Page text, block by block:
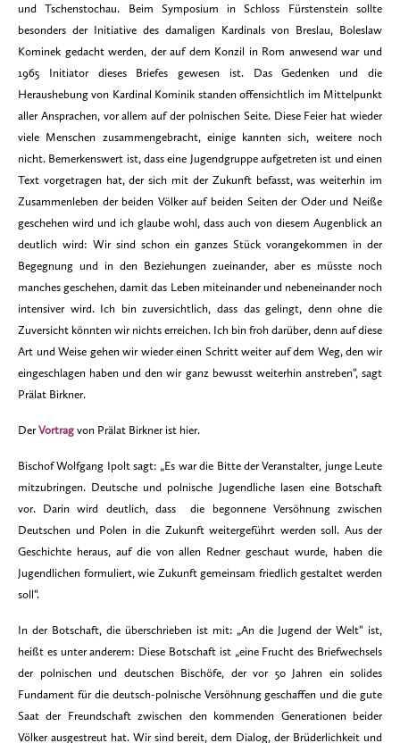
und Tschenstochau. Beim Symposium in Schloss Fürstenstein sollte
besonders der Initiative des damaligen Kardinals von Breslau, Boleslaw
Kominek gedacht werden, der auf dem Konzil in Rom anwesend war und
1965 Initiator dieses Briefes gewesen ist. Das Gedenken und die
Heraushebung von Kardinal Kominik standen offensichtlich im Mittelpunkt
aller Ansprachen, vor allem auf der polnischen Seite. Diese Feier hat wieder
viele Menschen zusammengebracht, einige kannten sich, weitere noch
nicht. Bemerkenswert ist, dass eine Jugendgruppe aufgetreten ist und einen
Text vorgetragen hat, der sich mit der Zukunft befasst, was weiterhin im
Zusammenleben der beiden Völker auf beiden Seiten der Oder und Neiße
geschehen wird und ich glaube wohl, dass auch von diesem Augenblick an
deutlich wird: Wir sind schon ein ganzes Stück vorangekommen in der
Begegnung und in den Beziehungen zueinander, aber es müsste noch
manches geschehen, damit das Leben miteinander und nebeneinander noch
intensiver wird. Ich bin zuversichtlich, dass das gelingt, denn ohne die
Zuversicht könnten wir nichts erreichen. Ich bin froh darüber, denn auf diese
Art und Weise gehen wir wieder einen Schritt weiter auf dem Weg, den wir
eingeschlagen haben und den wir ganz bewusst weiterhin anstreben“, sagt
Prälat Birkner.
DerVortragvon Prälat Birkner ist hier.
Bischof Wolfgang Ipolt sagt: „Es war die Bitte der Veranstalter, junge Leute
mitzubringen. Deutsche und polnische Jugendliche lasen eine Botschaft
vor. Darin wird deutlich, dass die begonnene Versöhnung zwischen
Deutschen und Polen in die Zukunft weitergeführt werden soll. Aus der
Geschichte heraus, auf die von allen Redner geschaut wurde, haben die
Jugendlichen formuliert, wie Zukunft gemeinsam friedlich gestaltet werden
soll“.
In der Botschaft, die überschrieben ist mit: „An die Jugend der Welt“ ist,
heißt es unter anderem: Diese Botschaft ist „eine Frucht des Briefwechsels
der polnischen und deutschen Bischöfe, der vor 50 Jahren ein solides
Fundament für die deutsch-polnische Versöhnung geschaffen und die gute
Saat der Freundschaft zwischen den kommenden Generationen beider
Völker ausgestreut hat. Wir sind bereit, dem Dialog, der Brüderlichkeit und